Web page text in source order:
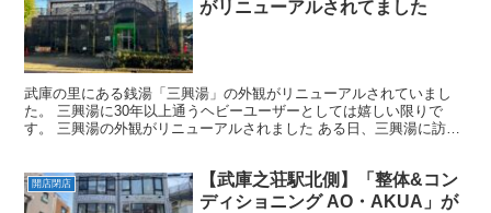
がリニューアルされてました
武庫の里にある銭湯「三興湯」の外観がリニューアルされていまし
た。 三興湯に30年以上通うヘビーユーザーとしては嬉しい限りで
す。 三興湯の外観がリニューアルされました ある日、三興湯に訪れ
開店閉店
【武庫之荘駅北側】「整体&コン
ディショニング AO・AKUA」が